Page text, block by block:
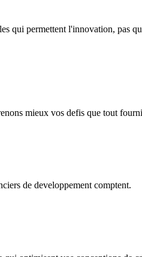
qui permettent l'innovation, pas
mieux vos defis que tout
de developpement comptent.